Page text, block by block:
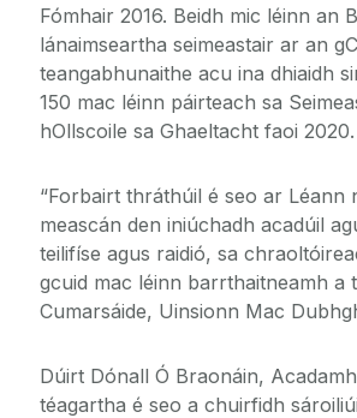
Fómhair 2016. Beidh mic léinn an
lánaimseartha seimeastair ar an
teangabhunaithe acu ina dhiaidh
150 mac léinn páirteach sa
hOllscoile sa Ghaeltacht faoi 2020.
“Forbairt thráthúil é seo ar Léann
meascán den iniúchadh acadúil
teilifíse agus raidió, sa
gcuid mac léinn barrthaitneamh
Cumarsáide, Uinsionn Mac
Dúirt Dónall Ó Braonáin,
téagartha é seo a chuirfidh